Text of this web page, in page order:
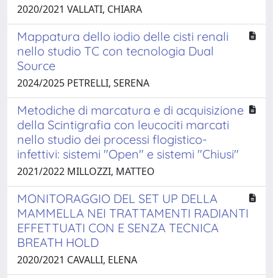
2020/2021 VALLATI, CHIARA
Mappatura dello iodio delle cisti renali
nello studio TC con tecnologia Dual
Source
2024/2025 PETRELLI, SERENA
Metodiche di marcatura e di acquisizione
della Scintigrafia con leucociti marcati
nello studio dei processi flogistico-
infettivi: sistemi "Open" e sistemi "Chiusi"
2021/2022 MILLOZZI, MATTEO
MONITORAGGIO DEL SET UP DELLA
MAMMELLA NEI TRATTAMENTI RADIANTI
EFFETTUATI CON E SENZA TECNICA
BREATH HOLD
2020/2021 CAVALLI, ELENA